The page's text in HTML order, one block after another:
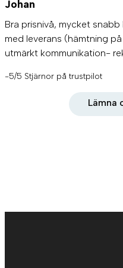
Johan
Bra prisnivå, mycket
med leverans (hämtning
utmärkt kommunikation-
-5/5 Stjärnor på trustpilot
Lämna